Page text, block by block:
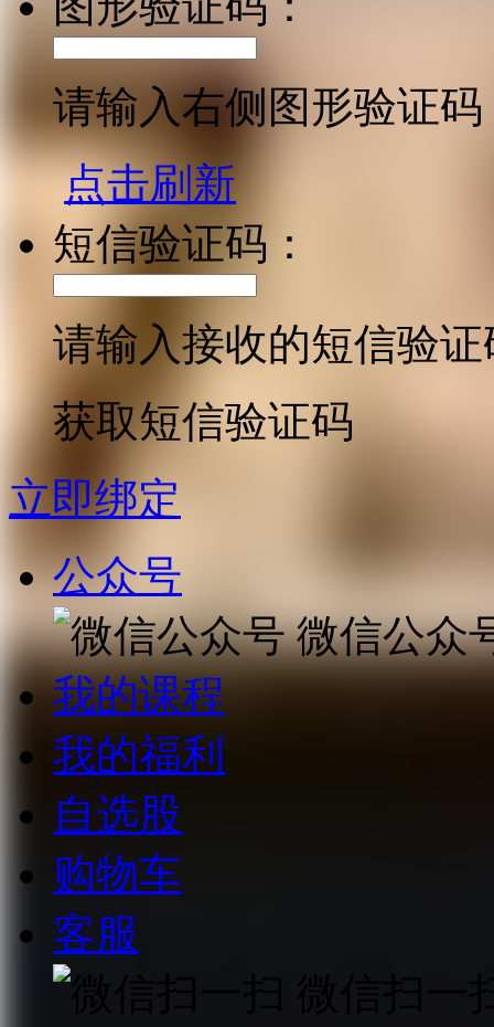
请输入右侧图形验证码
点击刷新
短信验证码：
请输入接收的短信验证
获取短信验证码
立即绑定
公众号
微信公众
我的课程
我的福利
自选股
购物车
客服